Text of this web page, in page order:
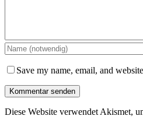
Save my name, email, and
Diese Website verwendet Akismet,